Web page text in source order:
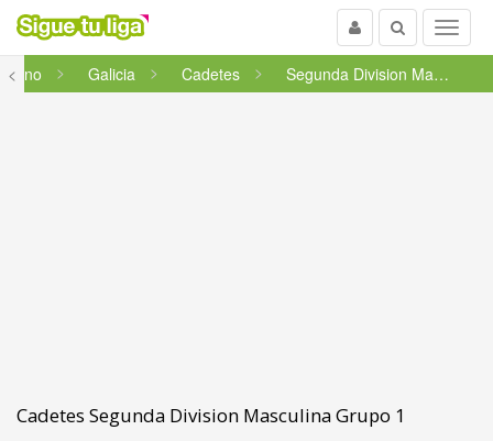
Menu
Buscar
Usuario
<
Galicia Cadetes Segunda Division Masculina Gru...
Cadetes Segunda Division Masculina Grupo 1